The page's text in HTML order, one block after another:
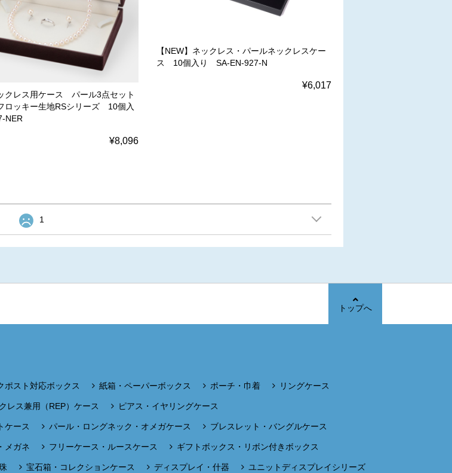
クレス用ケース パール3点セット
ッキー生地RSシリーズ 10個入
NER
¥8,096
【NEW】ネックレス・パールネックレスケー
ス 10個入り SA-EN-927-N
¥6,017
1
トップへ
ポスト対応ボックス 紙箱・ペーパーボックス ポーチ・巾着 リングケース
レス兼用（REP）ケース ピアス・イヤリングケース
ケース パール・ロングネック・オメガケース ブレスレット・バングルケース
メガネ フリーケース・ルースケース ギフトボックス・リボン付きボックス
宝石箱・コレクションケース ディスプレイ・什器 ユニットディスプレイシリーズ